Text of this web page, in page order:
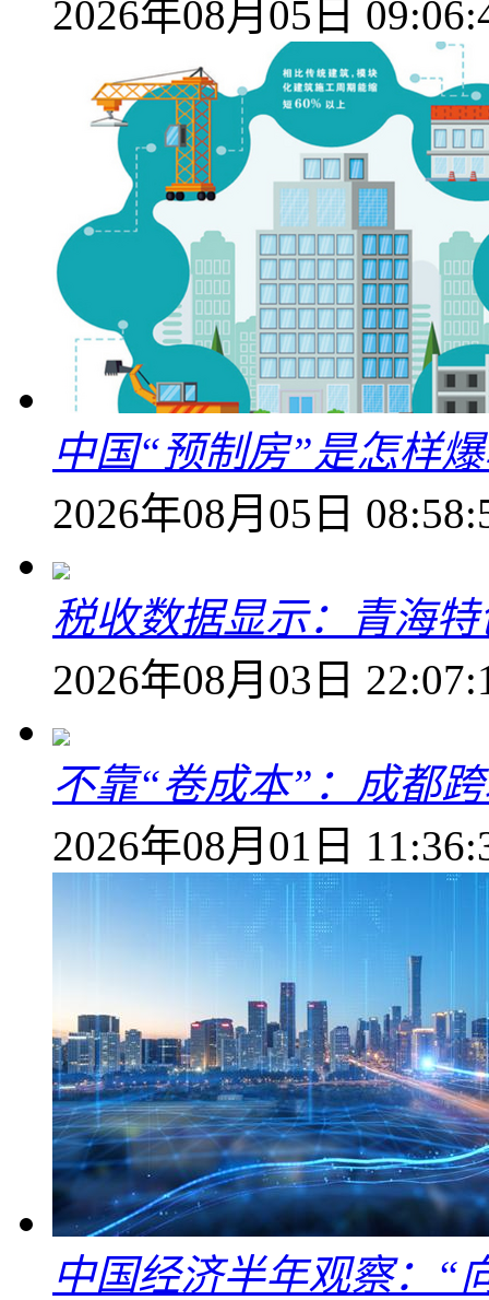
2026年08月05日
中国“预制房”是怎样
2026年08月05日
税收数据显示：青海
2026年08月03日
不靠“卷成本”：成都
2026年08月01日
中国经济半年观察：“